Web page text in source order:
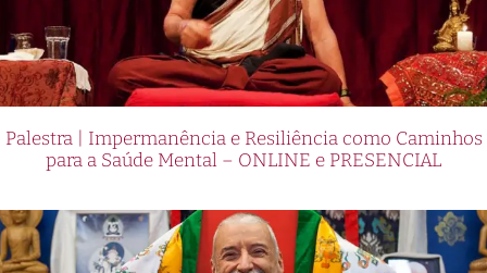
Palestra | Impermanência e Resiliência como Caminhos
para a Saúde Mental – ONLINE e PRESENCIAL